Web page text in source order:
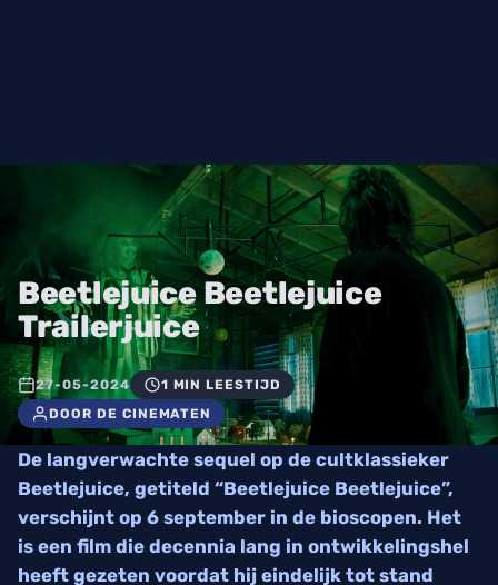
Beetlejuice Beetlejuice
Trailerjuice
27-05-2024
1 MIN LEESTIJD
DOOR DE CINEMATEN
De langverwachte sequel op de cultklassieker
Beetlejuice, getiteld “Beetlejuice Beetlejuice”,
verschijnt op 6 september in de bioscopen. Het
is een film die decennia lang in ontwikkelingshel
heeft gezeten voordat hij eindelijk tot stand